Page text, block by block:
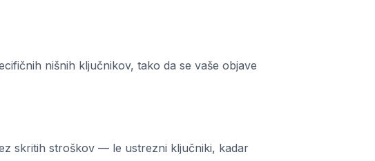
nišnih ključnikov, tako da se vaše objave
skritih stroškov — le ustrezni ključniki, kadar